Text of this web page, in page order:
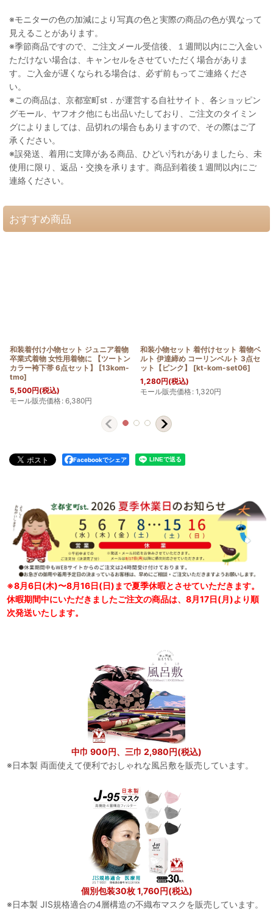
※モニターの色の加減により写真の色と実際の商品の色が異なって
見えることがあります。
※季節商品ですので、ご注文メール受信後、１週間以内にご入金い
ただけない場合は、キャンセルをさせていただく場合がありま
す。ご入金が遅くなられる場合は、必ず前もってご連絡くださ
い。
※この商品は、京都室町st．が運営する自社サイト、各ショッピン
グモール、ヤフオク他にも出品いたしており、ご注文のタイミン
グによりましては、品切れの場合もありますので、その際はご了
承ください。
※誤発送、着用に支障がある商品、ひどい汚れがありましたら、未
使用に限り、返品・交換を承ります。商品到着後１週間以内にご
連絡ください。
おすすめ商品
和装着付け小物セット ジュニア着物
卒業式着物 女性用着物に 【ツートン
カラー袴下帯 6点セット】
[13kom-
tmo]
5,500円(税込)
モール販売価格: 6,380円
和装小物セット 着付けセット 着物ベ
ルト 伊達締め コーリンベルト 3点セ
ット【ピンク】
[kt-kom-set06]
1,280円(税込)
モール販売価格: 1,320円
Facebookでシェア
※8月6日(木)〜8月16日(日)まで夏季休暇とさせていただきます。
休暇期間中にいただきましたご注文の商品は、8月17日(月)より順
次発送いたします。
中巾 900円、三巾 2,980円(税込)
※日本製 両面使えて便利でおしゃれな風呂敷を販売しています。
個別包装30枚 1,760円(税込)
※日本製 JIS規格適合の4層構造の不織布マスクを販売しています。